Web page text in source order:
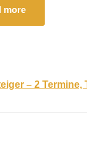
more
– 2 Termine,